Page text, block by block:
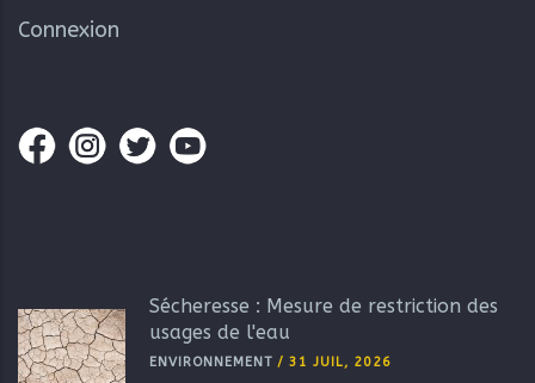
Connexion
Sécheresse : Mesure de restriction des
usages de l'eau
ENVIRONNEMENT / 31 JUIL, 2026